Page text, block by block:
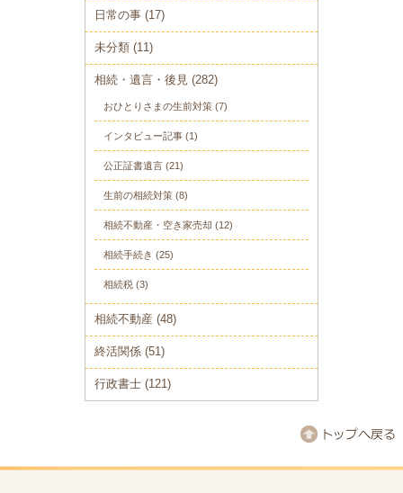
日常の事 (17)
未分類 (11)
相続・遺言・後見 (282)
おひとりさまの生前対策 (7)
インタビュー記事 (1)
公正証書遺言 (21)
生前の相続対策 (8)
相続不動産・空き家売却 (12)
相続手続き (25)
相続税 (3)
相続不動産 (48)
終活関係 (51)
行政書士 (121)